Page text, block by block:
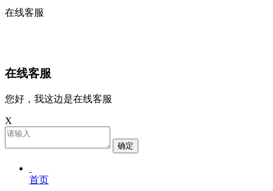
在线客服
在线客服
您好，我这边是在线客服
X
确定
首页